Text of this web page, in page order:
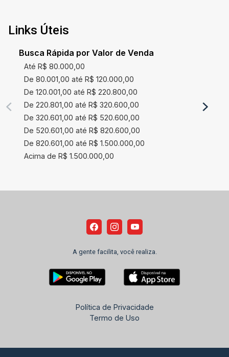
Links Úteis
Busca Rápida por Valor de Venda
Até R$ 80.000,00
De 80.001,00 até R$ 120.000,00
De 120.001,00 até R$ 220.800,00
De 220.801,00 até R$ 320.600,00
De 320.601,00 até R$ 520.600,00
De 520.601,00 até R$ 820.600,00
De 820.601,00 até R$ 1.500.000,00
Acima de R$ 1.500.000,00
A gente facilita, você realiza.
Política de Privacidade
Termo de Uso